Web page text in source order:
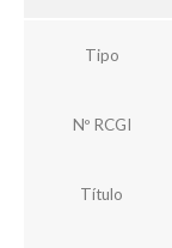
Tipo
Nº RCGI
Título